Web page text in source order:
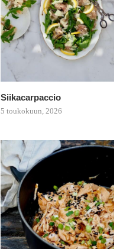
Siikacarpaccio
5 toukokuun, 2026